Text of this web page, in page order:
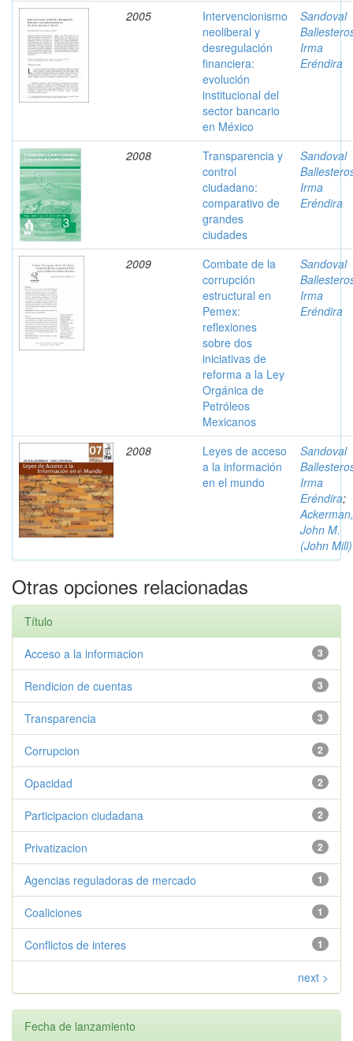
2005
Intervencionismo
neoliberal y
desregulación
financiera:
evolución
institucional del
sector bancario
en México
Sandoval
Irma
Eréndira
2008
Transparencia y
control
ciudadano:
comparativo de
grandes
ciudades
Sandoval
Irma
Eréndira
2009
Combate de la
corrupción
estructural en
Pemex:
reflexiones
sobre dos
iniciativas de
reforma a la Ley
Orgánica de
Petróleos
Mexicanos
Sandoval
Irma
Eréndira
2008
Leyes de acceso
a la información
en el mundo
Sandoval
Irma
Eréndira;
Ackerman,
John M.
(John Mill)
Otras opciones relacionadas
Título
3
Acceso a la informacion
3
Rendicion de cuentas
3
Transparencia
2
Corrupcion
2
Opacidad
2
Participacion ciudadana
2
Privatizacion
1
Agencias reguladoras de mercado
1
Coaliciones
1
Conflictos de interes
next >
Fecha de lanzamiento